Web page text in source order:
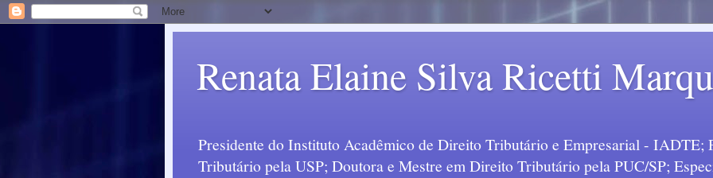
Renata Elaine Silva Ricetti
Presidente do Instituto Acadêmico de Direito Tributário e Empresarial - IADTE;
Tributário pela USP; Doutora e Mestre em Direito Tributário pela PUC/SP;